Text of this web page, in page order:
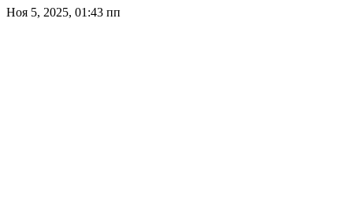
Ноя 5, 2025, 01:43 пп